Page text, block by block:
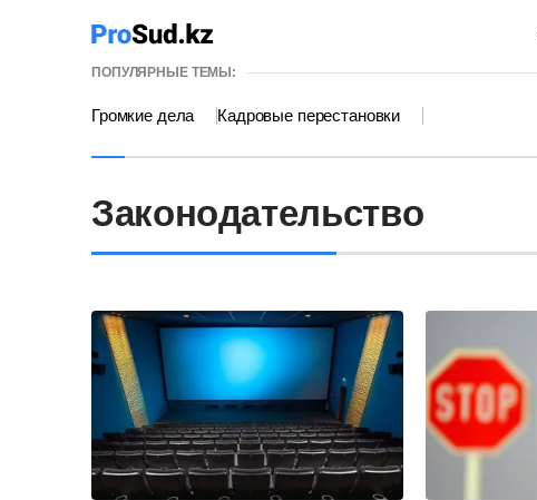
ПОПУЛЯРНЫЕ ТЕМЫ:
Громкие дела Кадровые перестановки
Законодательство